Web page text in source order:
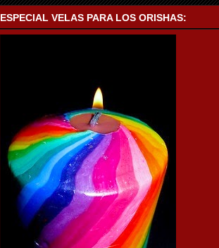
ESPECIAL VELAS PARA LOS ORISHAS: